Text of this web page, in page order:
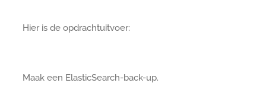
Hier is de opdrachtuitvoer:
Maak een ElasticSearch-back-up.